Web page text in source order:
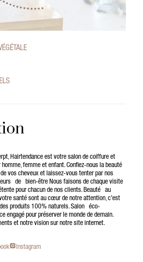
Hairtendance est votre salon de coiffure et
femme et enfant. Confiez-nous la beauté
vos cheveux et laissez-vous tenter par nos
de bien-être Nous faisons de chaque visite
pour chacun de nos clients. Beauté au
santé sont au cœur de notre attention, c’est
produits 100% naturels. Salon éco-
engagé pour préserver le monde de demain.
et notre vision sur notre site internet.
Instagram